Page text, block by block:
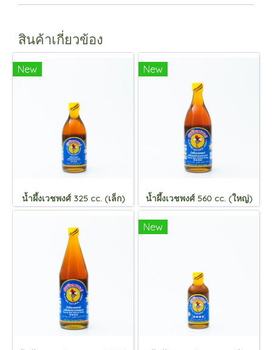
สินค้าเกี่ยวข้อง
New
น้ำผึ้งเวชพงศ์ 325 cc. (เล็ก)
New
น้ำผึ้งเวชพงศ์ 560 cc. (ใหญ่)
New